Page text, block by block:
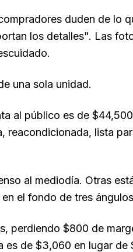
duden de lo
los detalles". Las
una sola unidad.
al público es de
reacondicionada, lista
al mediodía. Otras
el fondo de tres
perdiendo $800 de
es de $3,060 en lugar de